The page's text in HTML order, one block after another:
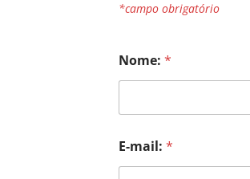
*campo obrigatório
Nome:*
E-mail:*